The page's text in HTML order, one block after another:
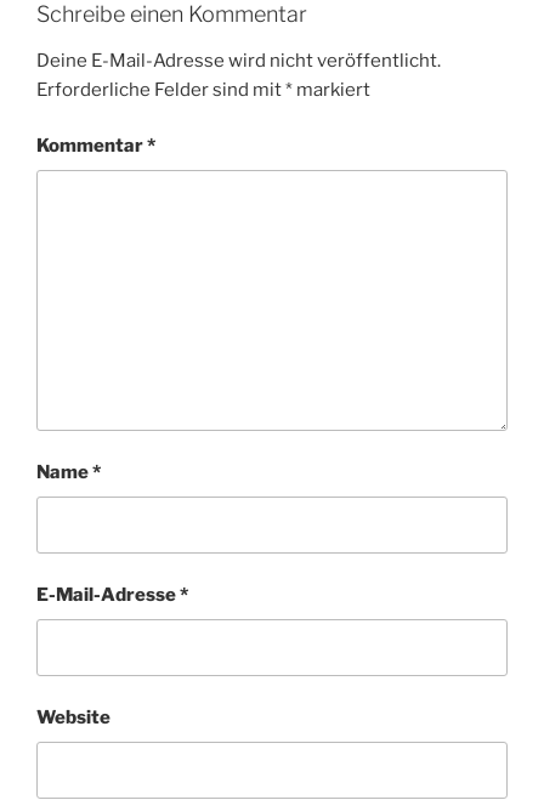
Schreibe einen Kommentar
Deine E-Mail-Adresse wird nicht veröffentlicht.
Erforderliche Felder sind mit* markiert
Kommentar*
Name*
E-Mail-Adresse*
Website